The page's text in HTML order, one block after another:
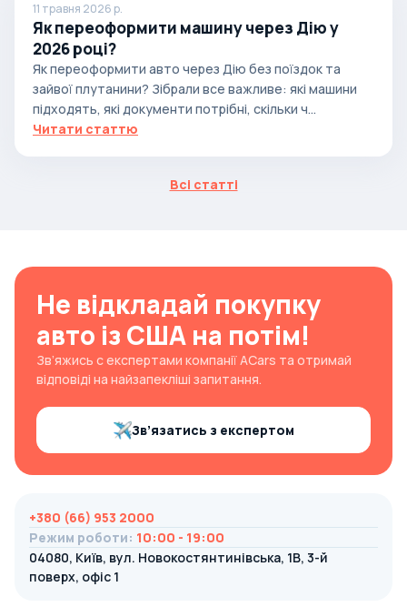
11 травня 2026 р.
Як переоформити машину через Дію у
2026 році?
Як переоформити авто через Дію без поїздок та
зайвої плутанини? Зібрали все важливе: які машини
підходять, які документи потрібні, скільки ч...
Читати статтю
Всі статті
Не відкладай покупку
авто із США на потім!
Зв’яжись с експертами компанії ACars та отримай
відповіді на найзапекліші запитання.
Зв’язатись з експертом
+380 (66) 953 2000
Режим роботи: 10:00 - 19:00
04080, Київ, вул. Новокостянтинівська, 1В, 3-й
поверх, офіс 1